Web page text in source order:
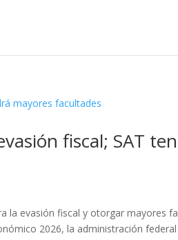
fiscal; SAT
la evasión fiscal y otorgar mayores
2026, la administración